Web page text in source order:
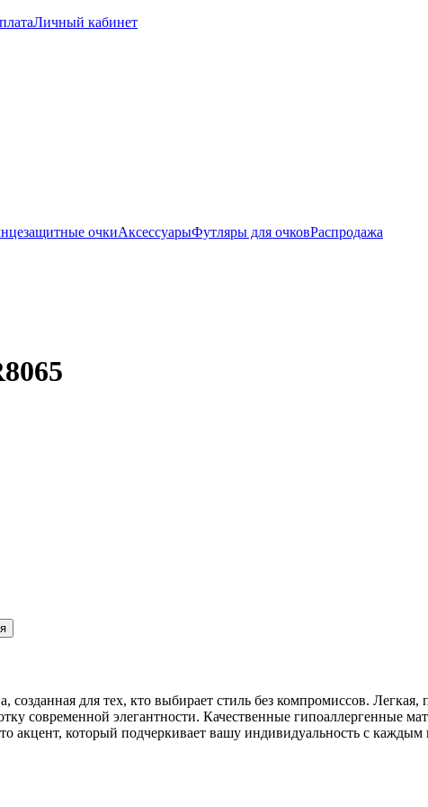
Личный кабинет
очкиАксессуарыФутляры для очковРаспродажа
созданная для тех, кто выбирает стиль без компромиссов.
современной элегантности. Качественные гипоаллергенные
акцент, который подчеркивает вашу индивидуальность с каждым